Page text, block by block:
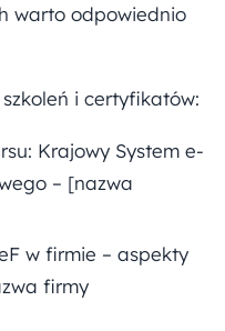
warto odpowiednio
i certyfikatów:
Krajowy System e-
– [nazwa
w firmie – aspekty
firmy